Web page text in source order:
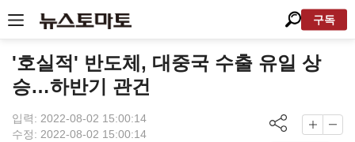
구독
'호실적' 반도체, 대중국 수출 유일 상
승…하반기 관건
입력: 2022-08-02 15:00:14
수정: 2022-08-02 15:00:14